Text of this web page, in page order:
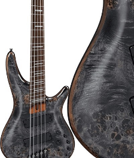
キーボード
管楽器
アンプ